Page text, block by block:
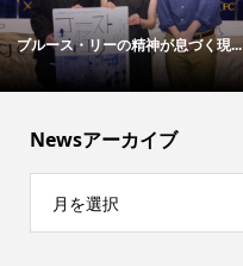
ブルース・リーの精神が息づく現...
Newsアーカイブ
月を選択